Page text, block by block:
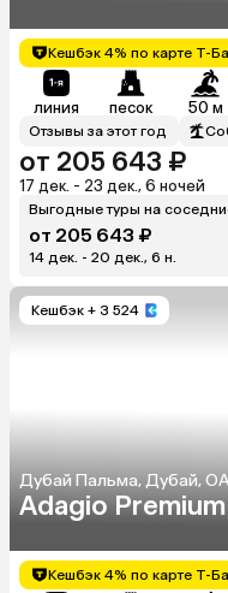
Кешбэк 4% по карте Т-
линия песок 50 м
Отзывы за этот год
от 205 643 ₽
17 дек. - 23 дек., 6 ночей
Выгодные туры на
от 205 643 ₽
14 дек. - 20 дек., 6 н.
Кешбэк + 3 524
Дубай Пальма, Дубай,
Adagio
Кешбэк 4% по карте Т-